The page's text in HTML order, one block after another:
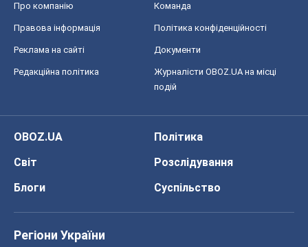
Про компанію Команда
Правова інформація Політика конфіденційності
Реклама на сайті Документи
Редакційна політика
Журналісти OBOZ.UA на місці
подій
OBOZ.UA
Політика
Світ
Розслідування
Блоги
Суспільство
Регіони України